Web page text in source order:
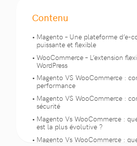
Contenu
Magento – Une plateforme d’e-
puissante et flexible
WooCommerce – L’extension
WordPress
Magento VS WooCommerce :
performance
Magento VS WooCommerce :
sécurité
Magento Vs WooCommerce :
est la plus évolutive ?
Magento Vs WooCommerce :